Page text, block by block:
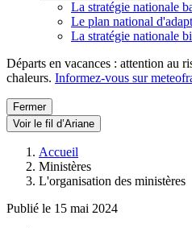
La stratégie nationale
Le plan national
La stratégie nationale
Départs en vacances : attention au
chaleurs. Informez-vous sur
Fermer
Voir le fil d’Ariane
Accueil
Ministères
L'organisation des ministères
Publié le 15 mai 2024